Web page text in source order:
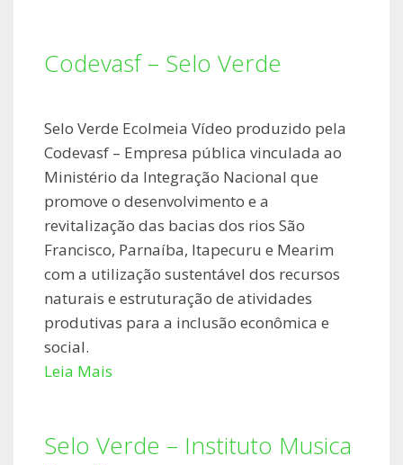
Codevasf – Selo Verde
Selo Verde Ecolmeia Vídeo produzido pela
Codevasf – Empresa pública vinculada ao
Ministério da Integração Nacional que
promove o desenvolvimento e a
revitalização das bacias dos rios São
Francisco, Parnaíba, Itapecuru e Mearim
com a utilização sustentável dos recursos
naturais e estruturação de atividades
produtivas para a inclusão econômica e
social.
Leia Mais
Selo Verde – Instituto Musica